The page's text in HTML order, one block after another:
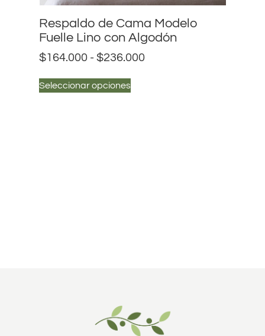
Respaldo de Cama Modelo
Fuelle Lino con Algodón
$164.000 - $236.000
Seleccionar opciones